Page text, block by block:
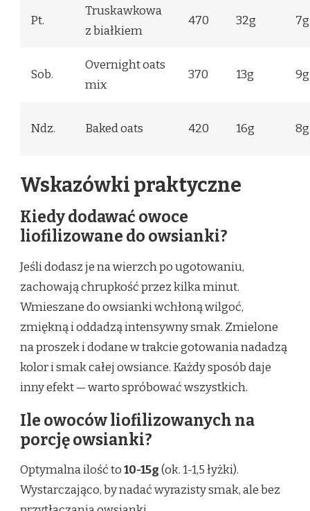
Pt.
Truskawkowa
z białkiem
470 32g 7g
Sob.
Overnight oats
mix
370 13g 9g
Ndz. Baked oats 420 16g 8g
Wskazówki praktyczne
Kiedy dodawać owoce
liofilizowane do owsianki?
Jeśli dodasz je na wierzch po ugotowaniu,
zachowają chrupkość przez kilka minut.
Wmieszane do owsianki wchłoną wilgoć,
zmiękną i oddadzą intensywny smak. Zmielone
na proszek i dodane w trakcie gotowania nadadzą
kolor i smak całej owsiance. Każdy sposób daje
inny efekt — warto spróbować wszystkich.
Ile owoców liofilizowanych na
porcję owsianki?
Optymalna ilość to10-15g(ok. 1-1,5 łyżki).
Wystarczająco, by nadać wyrazisty smak, ale bez